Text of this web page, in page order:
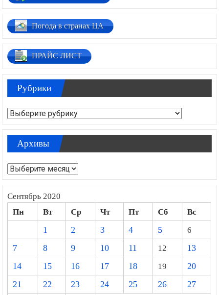
Погода в странах ЦА
ПРАЙС ЛИСТ
Рубрики
Рубрики
Архивы
Архивы
Сентябрь 2020
Пн Вт Ср Чт Пт Сб
Вс
1
2 3 4 5
6
7
8 9 10 11 12
13
14
15 16 17 18 19
20
21
22 23 24 25 26
27